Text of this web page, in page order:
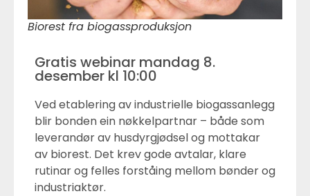
Biorest fra biogassproduksjon
Gratis webinar mandag 8.
desember kl 10:00
Ved etablering av industrielle biogassanlegg
blir bonden ein nøkkelpartnar – både som
leverandør av husdyrgjødsel og mottakar
av biorest. Det krev gode avtalar, klare
rutinar og felles forståing mellom bønder og
industriaktør.